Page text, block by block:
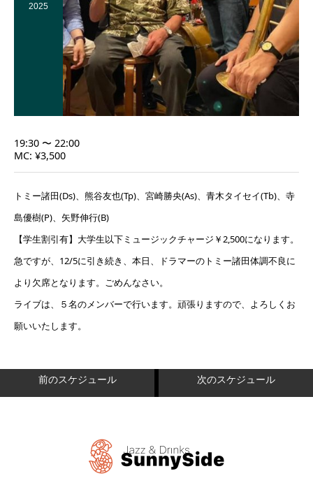
2025
19:30 〜 22:00
MC: ¥3,500
トミー諸田(Ds)、熊谷友也(Tp)、宮崎勝央(As)、青木タイセイ(Tb)、寺
島優樹(P)、矢野伸行(B)
【学生割引有】大学生以下ミュージックチャージ￥2,500になります。
急ですが、12/5に引き続き、本日、ドラマーのトミー諸田体調不良に
より欠席となります。ごめんなさい。
ライブは、５名のメンバーで行います。頑張りますので、よろしくお
願いいたします。
前のスケジュール 次のスケジュール